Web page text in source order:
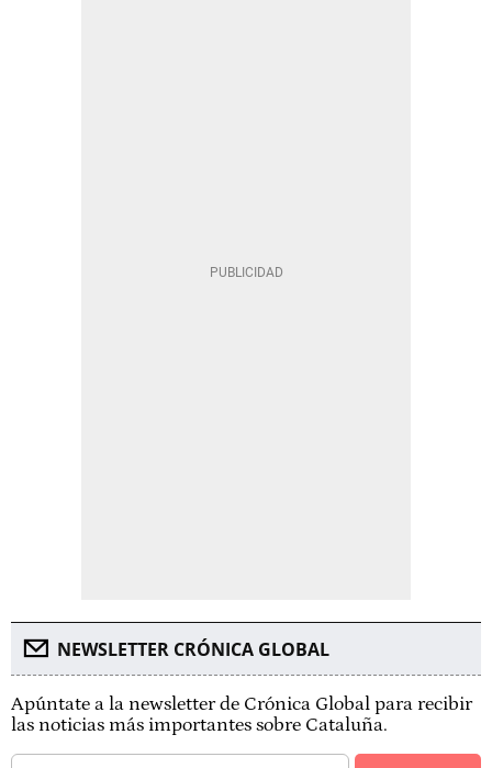
NEWSLETTER CRÓNICA GLOBAL
Apúntate a la newsletter de Crónica Global para recibir
las noticias más importantes sobre Cataluña.